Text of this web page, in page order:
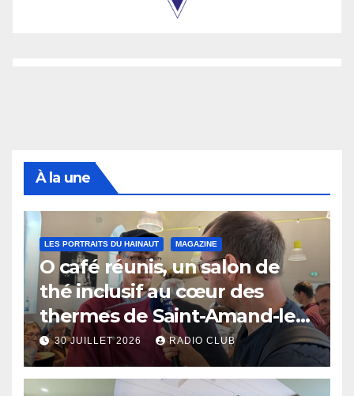
À la une
LES PORTRAITS DU HAINAUT MAGAZINE
O café réunis, un salon de
thé inclusif au cœur des
thermes de Saint-Amand-les-
Eaux
30 JUILLET 2026 RADIO CLUB